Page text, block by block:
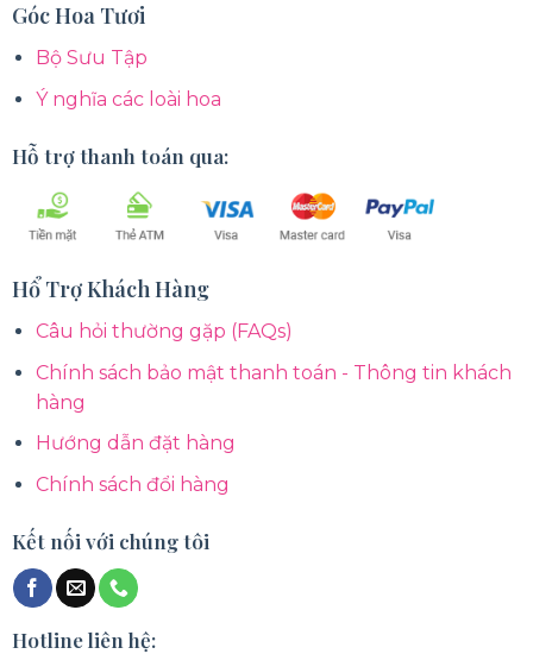
Góc Hoa Tươi
Bộ Sưu Tập
Ý nghĩa các loài hoa
Hỗ trợ thanh toán qua:
Hổ Trợ Khách Hàng
Câu hỏi thường gặp (FAQs)
Chính sách bảo mật thanh toán - Thông tin khách
hàng
Hướng dẫn đặt hàng
Chính sách đổi hàng
Kết nối với chúng tôi
Hotline liên hệ: